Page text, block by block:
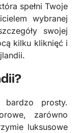
spełni Twoje
wybranej
swojej
kilku kliknięć i
prosty.
zarówno
luksusowe